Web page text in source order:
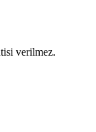
verilmez.